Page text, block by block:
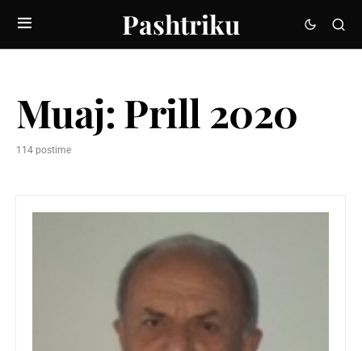
Pashtriku
Muaj: Prill 2020
114 postime